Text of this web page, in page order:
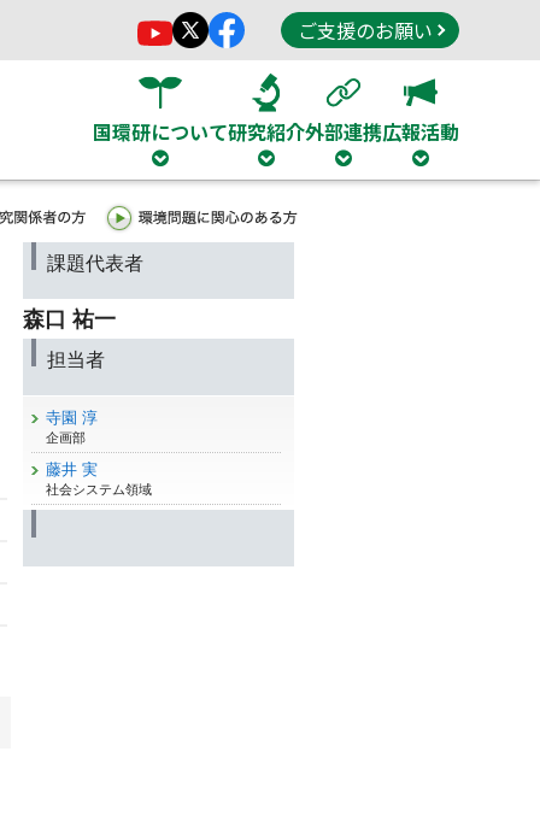
ご支援のお願い
国環研について研究紹介外部連携広報活動
課題代表者
森口 祐一
担当者
寺園 淳
企画部
藤井 実
社会システム領域